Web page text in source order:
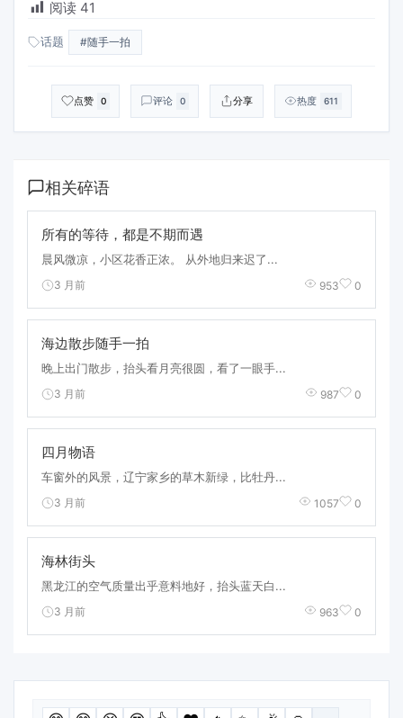
阅读 41
话题 #随手一拍
点赞 0 评论 0 分享 热度 611
相关碎语
所有的等待，都是不期而遇
晨风微凉，小区花香正浓。 从外地归来迟了...
3 月前 953 0
海边散步随手一拍
晚上出门散步，抬头看月亮很圆，看了一眼手...
3 月前 987 0
四月物语
车窗外的风景，辽宁家乡的草木新绿，比牡丹...
3 月前 1057 0
海林街头
黑龙江的空气质量出乎意料地好，抬头蓝天白...
3 月前 963 0